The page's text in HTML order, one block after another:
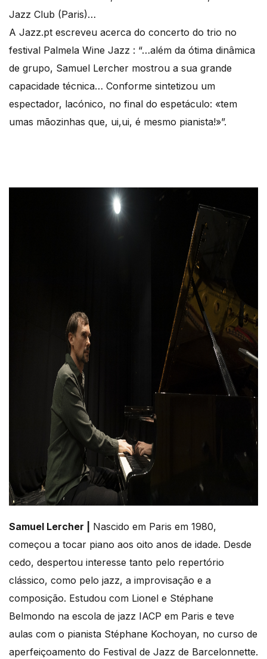
Jazz Club (Paris)…
A Jazz.pt escreveu acerca do concerto do trio no
festival Palmela Wine Jazz : “…além da ótima dinâmica
de grupo, Samuel Lercher mostrou a sua grande
capacidade técnica… Conforme sintetizou um
espectador, lacónico, no final do espetáculo: «tem
umas mãozinhas que, ui,ui, é mesmo pianista!»”.
Samuel Lercher |
Nascido em Paris em 1980,
começou a tocar piano aos oito anos de idade. Desde
cedo, despertou interesse tanto pelo repertório
clássico, como pelo jazz, a improvisação e a
composição. Estudou com Lionel e Stéphane
Belmondo na escola de jazz IACP em Paris e teve
aulas com o pianista Stéphane Kochoyan, no curso de
aperfeiçoamento do Festival de Jazz de Barcelonnette.